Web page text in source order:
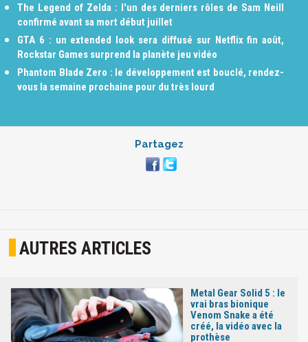
The Legend of Zelda : l'un des derniers rôles de Sam Neill
confirmé avant sa mort début juillet
GTA 6 : un extended look sera diffusé sur Netflix fin août,
Rockstar Games surprend la planète jeu vidéo
Phantom Blade Zero : le développement est bouclé, rendez-
vous la semaine prochaine pour du très lourd
Partagez
AUTRES ARTICLES
Metal Gear Solid 5 : le
vrai bras bionique
Venom Snake a été
créé, la vidéo avec la
prothèse